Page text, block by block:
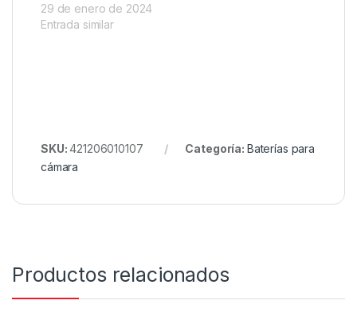
29 de enero de 2024
Entrada similar
SKU:421206010107 Categoría: Baterías para
cámara
Productos relacionados